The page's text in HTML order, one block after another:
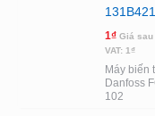
1₫ Giá sau
VAT: 1₫
Máy biến
Danfoss
102